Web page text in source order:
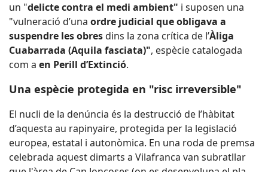
un "delicte contra el medi ambient" i suposen una
"vulneració d’una ordre judicial que obligava a
suspendre les obresdins la zona crítica de l’Àliga
Cuabarrada (Aquila fasciata)", espècie catalogada
com a en Perill d’Extinció.
Una espècie protegida en "risc irreversible"
El nucli de la denúncia és la destrucció de l’hàbitat
d’aquesta au rapinyaire, protegida per la legislació
europea, estatal i autonòmica. En una roda de premsa
celebrada aquest dimarts a Vilafranca van subratllar